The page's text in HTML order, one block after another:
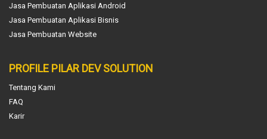
Jasa Pembuatan Aplikasi Android
Jasa Pembuatan Aplikasi Bisnis
Jasa Pembuatan Website
PROFILE PILAR DEV SOLUTION
Tentang Kami
FAQ
Karir